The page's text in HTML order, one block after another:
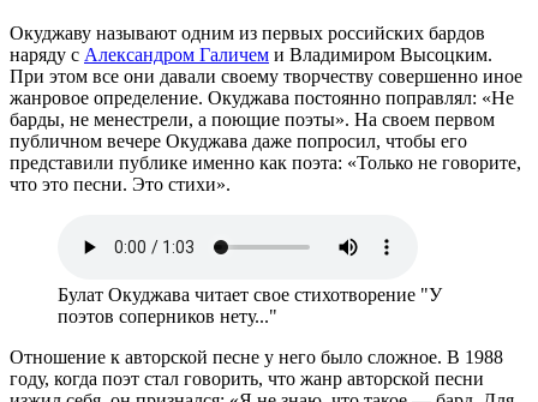
Окуджаву называют одним из первых российских бардов
наряду с Александром Галичем и Владимиром Высоцким.
При этом все они давали своему творчеству совершенно иное
жанровое определение. Окуджава постоянно поправлял: «Не
барды, не менестрели, а поющие поэты». На своем первом
публичном вечере Окуджава даже попросил, чтобы его
представили публике именно как поэта: «Только не говорите,
что это песни. Это стихи».
Булат Окуджава читает свое стихотворение "У
поэтов соперников нету..."
Отношение к авторской песне у него было сложное. В 1988
году, когда поэт стал говорить, что жанр авторской песни